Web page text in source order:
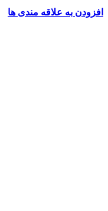
افزودن به علاقه مندی ها